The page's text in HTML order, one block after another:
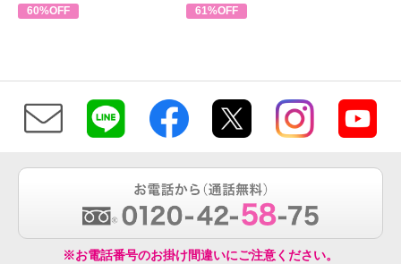
60%OFF 61%OFF
※お電話番号のお掛け間違いにご注意ください。